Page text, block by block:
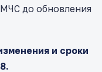
до обновления
и сроки